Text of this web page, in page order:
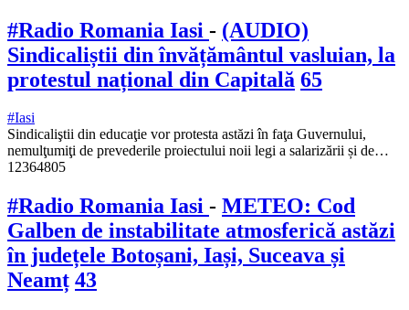
#Radio Romania Iasi - (AUDIO)
Sindicaliștii din învățământul vasluian, la
protestul național din Capitală 65
#Iasi
Sindicaliştii din educaţie vor protesta astăzi în faţa Guvernului,
nemulţumiţi de prevederile proiectului noii legi a salarizării și de…
12364805
#Radio Romania Iasi - METEO: Cod
Galben de instabilitate atmosferică astăzi
în județele Botoșani, Iași, Suceava și
Neamț 43